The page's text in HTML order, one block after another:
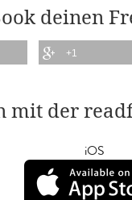
deinen
+1
mit der
iOS